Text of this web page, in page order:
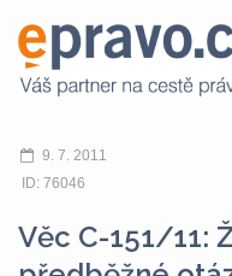
9. 7. 2011
ID: 76046
Věc C-151/11: